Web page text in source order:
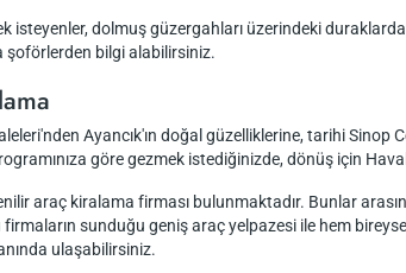
isteyenler, dolmuş güzergahları üzerindeki
şoförlerden bilgi alabilirsiniz.
Ayancık'ın doğal güzelliklerine, tarihi
göre gezmek istediğinizde, dönüş için
araç kiralama firması bulunmaktadır. Bunlar
firmaların sunduğu geniş araç yelpazesi ile hem
ulaşabilirsiniz.